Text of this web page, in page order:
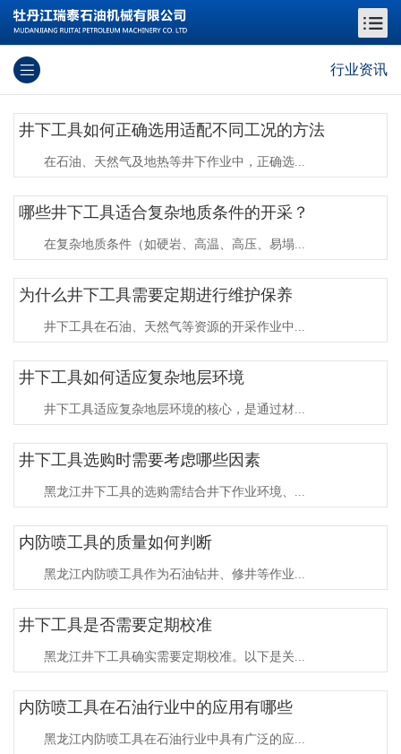
行业资讯
井下工具如何正确选用适配不同工况的方法
在石油、天然气及地热等井下作业中，正确选...
哪些井下工具适合复杂地质条件的开采？
在复杂地质条件（如硬岩、高温、高压、易塌...
为什么井下工具需要定期进行维护保养
井下工具在石油、天然气等资源的开采作业中...
井下工具如何适应复杂地层环境
井下工具适应复杂地层环境的核心，是通过材...
井下工具选购时需要考虑哪些因素
黑龙江井下工具的选购需结合井下作业环境、...
内防喷工具的质量如何判断
黑龙江内防喷工具作为石油钻井、修井等作业...
井下工具是否需要定期校准
黑龙江井下工具确实需要定期校准。以下是关...
内防喷工具在石油行业中的应用有哪些
黑龙江内防喷工具在石油行业中具有广泛的应...